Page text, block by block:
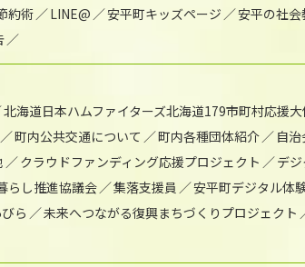
約術 LINE@ 安平町キッズページ 安平の社会
北海道日本ハムファイターズ北海道179市町村応援大
町内公共交通について 町内各種団体紹介
自
クラウドファンディング応援プロジェクト デ
らし推進協議会 集落支援員
安平町デジタル体
ら 未来へつながる復興まちづくりプロジェクト